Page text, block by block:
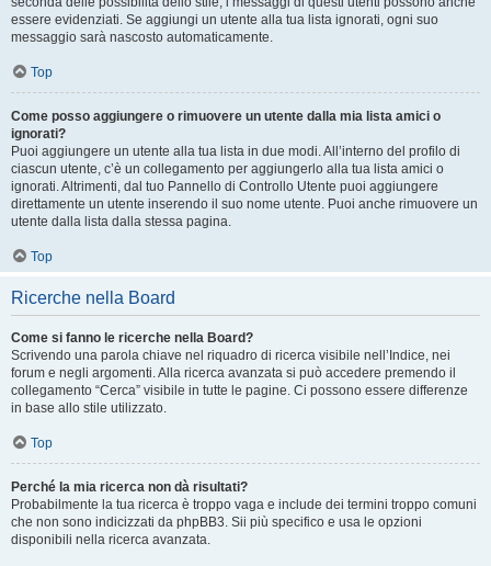
essere evidenziati. Se aggiungi un utente alla tua lista ignorati, ogni suo
messaggio sarà nascosto automaticamente.
Top
Come posso aggiungere o rimuovere un utente dalla mia lista amici o
ignorati?
Puoi aggiungere un utente alla tua lista in due modi. All’interno del profilo di
ciascun utente, c’è un collegamento per aggiungerlo alla tua lista amici o
ignorati. Altrimenti, dal tuo Pannello di Controllo Utente puoi aggiungere
direttamente un utente inserendo il suo nome utente. Puoi anche rimuovere un
utente dalla lista dalla stessa pagina.
Top
Ricerche nella Board
Come si fanno le ricerche nella Board?
Scrivendo una parola chiave nel riquadro di ricerca visibile nell’Indice, nei
forum e negli argomenti. Alla ricerca avanzata si può accedere premendo il
collegamento “Cerca” visibile in tutte le pagine. Ci possono essere differenze
in base allo stile utilizzato.
Top
Perché la mia ricerca non dà risultati?
Probabilmente la tua ricerca è troppo vaga e include dei termini troppo comuni
che non sono indicizzati da phpBB3. Sii più specifico e usa le opzioni
disponibili nella ricerca avanzata.